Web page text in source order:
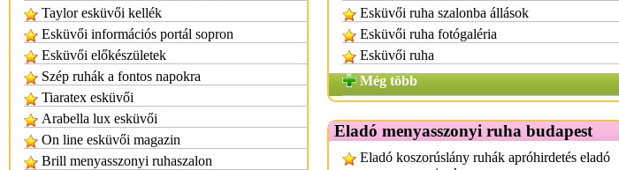
Taylor esküvői kellék
Esküvői információs portál sopron
Esküvői előkészületek
Szép ruhák a fontos napokra
Tiaratex esküvői
Arabella lux esküvői
On line esküvői magazin
Brill menyasszonyi ruhaszalon
Esküvői ruha szalonba állások
Esküvői ruha fotógaléria
Esküvői ruha
Még több
Eladó menyasszonyi ruha budapest
Eladó koszorúslány ruhák apróhirdetés eladó